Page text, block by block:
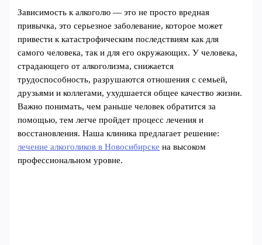
Зависимость к алкоголю — это не просто вредная
привычка, это серьезное заболевание, которое может
привести к катастрофическим последствиям как для
самого человека, так и для его окружающих. У человека,
страдающего от алкоголизма, снижается
трудоспособность, разрушаются отношения с семьей,
друзьями и коллегами, ухудшается общее качество жизни.
Важно понимать, чем раньше человек обратится за
помощью, тем легче пройдет процесс лечения и
восстановления. Наша клиника предлагает решение:
лечение алкоголиков в Новосибирске на высоком
профессиональном уровне.